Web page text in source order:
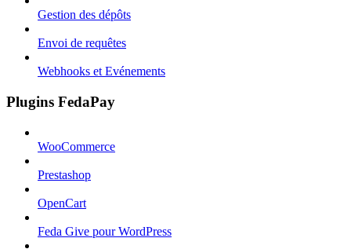
Gestion des dépôts
Envoi de requêtes
Webhooks et Evénements
Plugins FedaPay
WooCommerce
Prestashop
OpenCart
Feda Give pour WordPress